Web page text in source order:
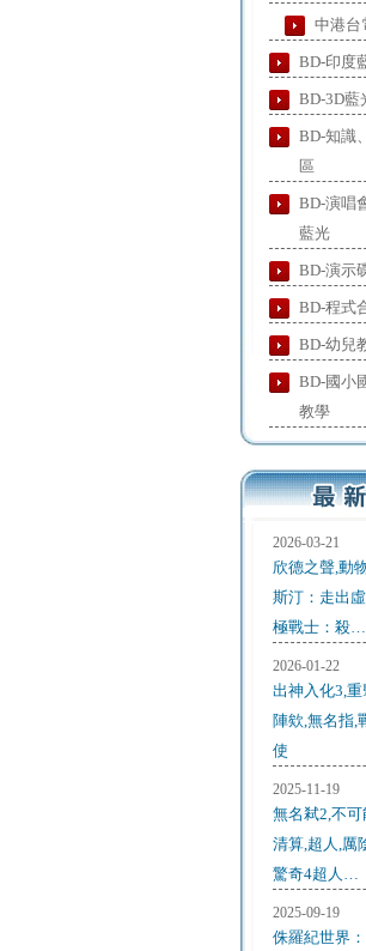
中港台
BD-印度
BD-3D藍
BD-知識
區
BD-演唱
藍光
BD-演示
BD-程式
BD-幼兒
BD-國小
教學
2026-03-21
欣德之聲,動
斯汀：走出
極戰士：殺…
2026-01-22
出神入化3,
陣欸,無名指,
使
2025-11-19
無名弒2,不
清算,超人,厲
驚奇4超人…
2025-09-19
侏羅紀世界